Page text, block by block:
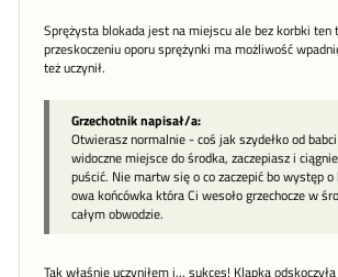
Sprężysta blokada jest na miejscu ale bez korbki ten
przeskoczeniu oporu sprężynki ma możliwość
też uczynił.
Grzechotnik napisał/a:
Otwierasz normalnie - coś jak szydełko od
widoczne miejsce do środka, zaczepiasz i
puścić. Nie martw się o co zaczepić bo występ
owa końcówka która Ci wesoło grzechocze w
całym obwodzie.
Tak właśnie uczyniłem i... sukces! Klapka odskoczyła